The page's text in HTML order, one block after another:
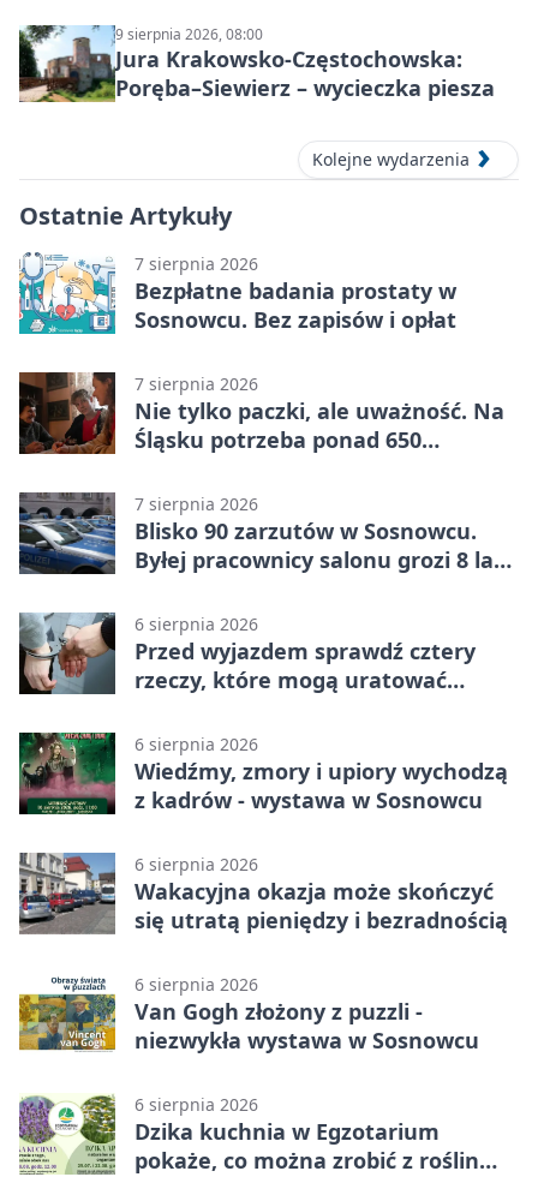
9 sierpnia 2026, 08:00
Jura Krakowsko-Częstochowska:
Poręba–Siewierz – wycieczka piesza
Kolejne wydarzenia
Ostatnie Artykuły
7 sierpnia 2026
Bezpłatne badania prostaty w
Sosnowcu. Bez zapisów i opłat
7 sierpnia 2026
Nie tylko paczki, ale uważność. Na
Śląsku potrzeba ponad 650
7 sierpnia 2026
Blisko 90 zarzutów w Sosnowcu.
Byłej pracownicy salonu grozi 8 lat
6 sierpnia 2026
Przed wyjazdem sprawdź cztery
rzeczy, które mogą uratować
6 sierpnia 2026
Wiedźmy, zmory i upiory wychodzą
z kadrów - wystawa w Sosnowcu
6 sierpnia 2026
Wakacyjna okazja może skończyć
się utratą pieniędzy i bezradnością
6 sierpnia 2026
Van Gogh złożony z puzzli -
niezwykła wystawa w Sosnowcu
6 sierpnia 2026
Dzika kuchnia w Egzotarium
pokaże, co można zrobić z roślin